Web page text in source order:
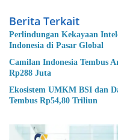
Berita Terkait
Perlindungan Kekayaan
Indonesia di Pasar Global
Camilan Indonesia Tembus
Rp288 Juta
Ekosistem UMKM BSI dan
Tembus Rp54,80 Triliun